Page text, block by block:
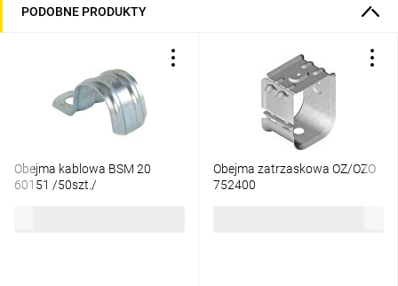
PODOBNE PRODUKTY
Obejma kablowa BSM 20
60151 /50szt./
Obejma zatrzaskowa OZ/OZO
752400